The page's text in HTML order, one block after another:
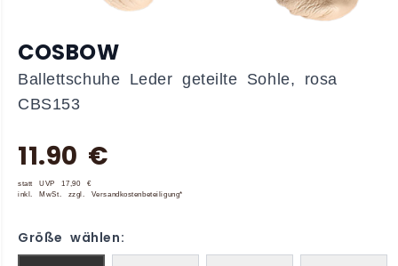
COSBOW
Ballettschuhe Leder geteilte Sohle, rosa
CBS153
11.90 €
statt UVP 17,90 €
inkl. MwSt. zzgl. Versandkostenbeteiligung*
Größe wählen: